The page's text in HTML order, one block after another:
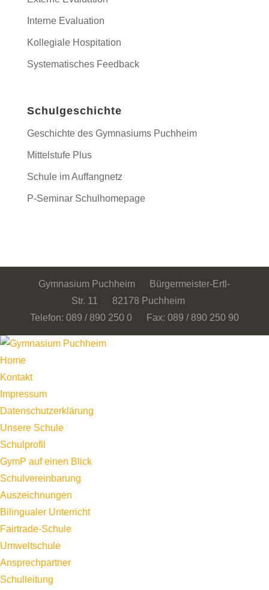
Interne Evaluation
Kollegiale Hospitation
Systematisches Feedback
Schulgeschichte
Geschichte des Gymnasiums Puchheim
Mittelstufe Plus
Schule im Auffangnetz
P-Seminar Schulhomepage
Gymnasium Puchheim Bürgermeister-Ertl-
Str. 11 82178 Puchheim
Telefon: 089 / 890 250 0 Fax: 089 / 890 250 90
Home
Kontakt
Impressum
Datenschutzerklärung
Unsere Schule
Schulprofil
GymP auf einen Blick
Schulvereinbarung
Auszeichnungen
Bilingualer Unterricht
Fairtrade-Schule
Umweltschule
Ansprechpartner
Schulleitung